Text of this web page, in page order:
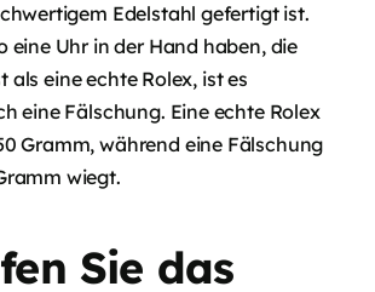
Edelstahl gefertigt ist.
eine Uhr in der Hand haben, die
als eine echte Rolex, ist es
eine Fälschung. Eine echte Rolex
Gramm, während eine Fälschung
wiegt.
Sie das